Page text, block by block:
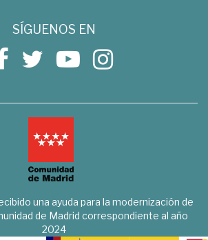
SÍGUENOS EN
una ayuda para la modernización de
de Madrid correspondiente al año
2024